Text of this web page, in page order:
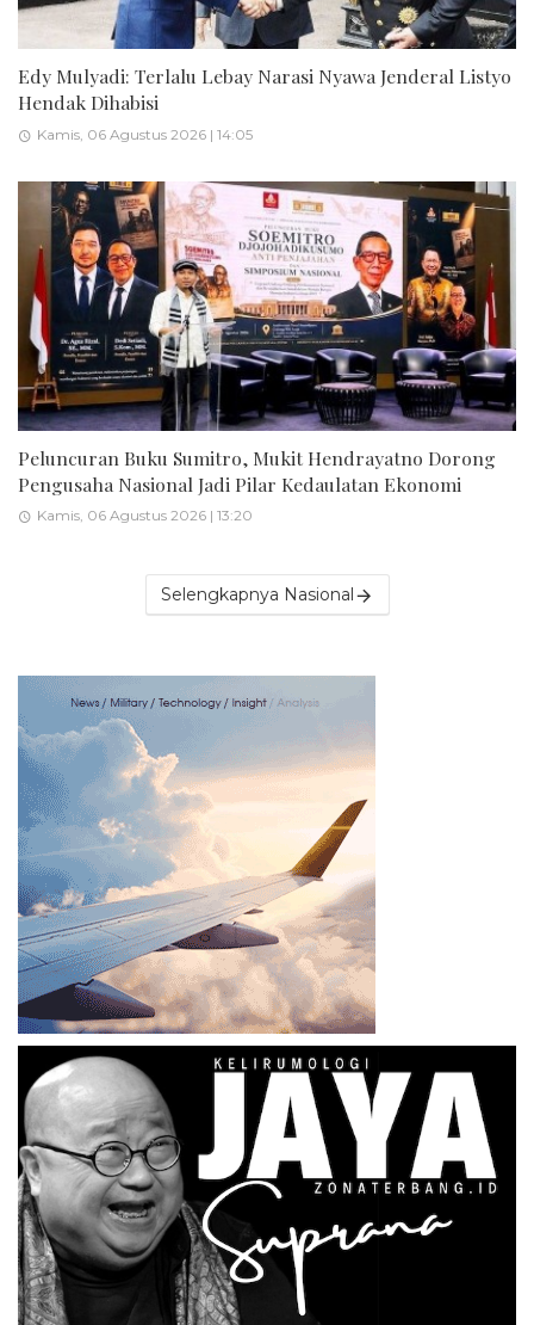
Edy Mulyadi: Terlalu Lebay Narasi Nyawa Jenderal Listyo
Hendak Dihabisi
Kamis, 06 Agustus 2026 | 14:05
Peluncuran Buku Sumitro, Mukit Hendrayatno Dorong
Pengusaha Nasional Jadi Pilar Kedaulatan Ekonomi
Kamis, 06 Agustus 2026 | 13:20
Selengkapnya Nasional